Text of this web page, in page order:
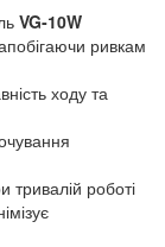
VG‑10W
ривкам
ходу та
тривалій роботі